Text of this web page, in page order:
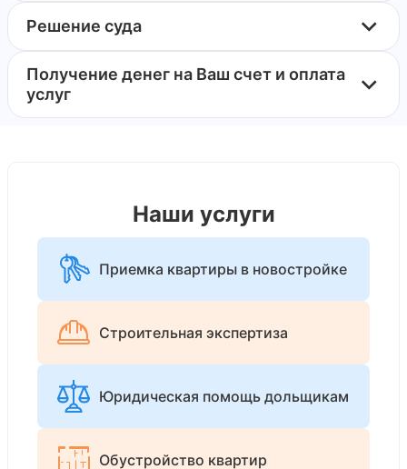
Решение суда
Получение денег на Ваш счет и оплата
услуг
Наши услуги
Приемка квартиры в новостройке
Строительная экспертиза
Юридическая помощь дольщикам
Обустройство квартир